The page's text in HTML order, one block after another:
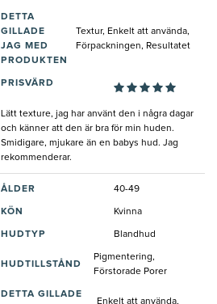
DETTA
GILLADE
JAG MED
PRODUKTEN
Textur, Enkelt att använda,
Förpackningen, Resultatet
PRISVÄRD
Lätt texture, jag har använt den i några dagar
och känner att den är bra för min huden.
Smidigare, mjukare än en babys hud. Jag
rekommenderar.
ÅLDER 40-49
KÖN Kvinna
HUDTYP Blandhud
HUDTILLSTÅND
Pigmentering,
Förstorade Porer
DETTA GILLADE
Enkelt att använda,